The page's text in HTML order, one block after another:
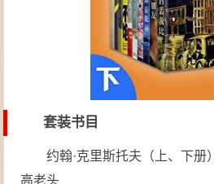
套装书目
约翰·克里斯托夫（上、下册）
高老头